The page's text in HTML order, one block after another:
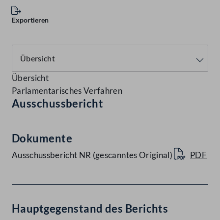
Exportieren
Übersicht
Parlamentarisches Verfahren
Ausschussbericht
Dokumente
Ausschussbericht NR (gescanntes Original) PDF
Hauptgegenstand des Berichts